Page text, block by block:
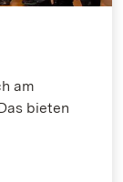
am
bieten